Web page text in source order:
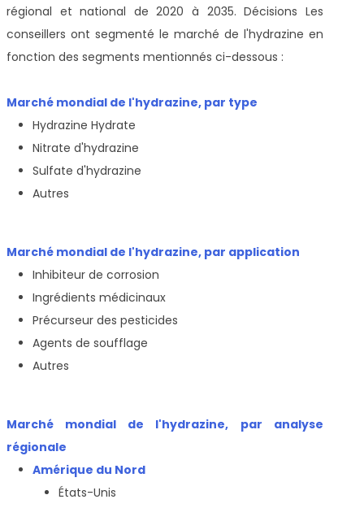
régional et national de 2020 à 2035. Décisions Les
conseillers ont segmenté le marché de l'hydrazine en
fonction des segments mentionnés ci-dessous :
Marché mondial de l'hydrazine, par type
Hydrazine Hydrate
Nitrate d'hydrazine
Sulfate d'hydrazine
Autres
Marché mondial de l'hydrazine, par application
Inhibiteur de corrosion
Ingrédients médicinaux
Précurseur des pesticides
Agents de soufflage
Autres
Marché mondial de l'hydrazine, par analyse
régionale
Amérique du Nord
États-Unis